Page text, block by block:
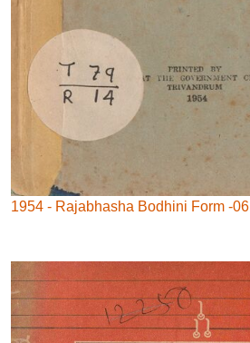
1954 - Rajabhasha Bodhini Form -06